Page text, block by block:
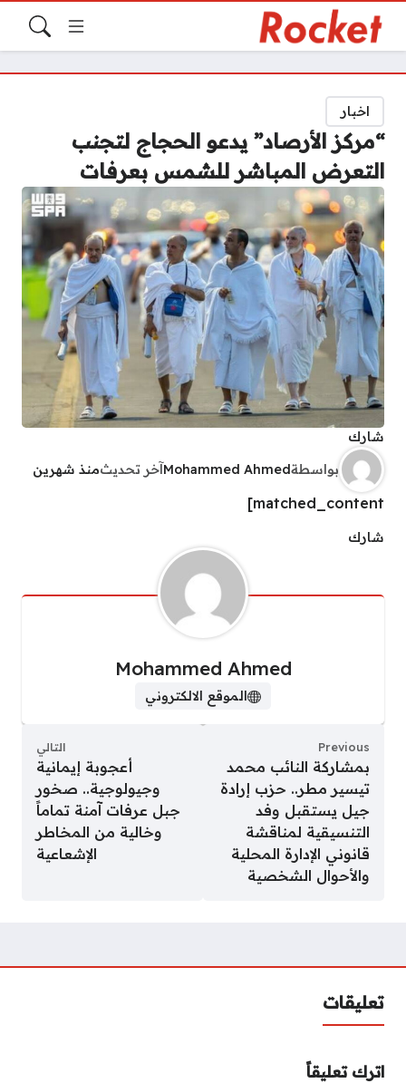
اخبار
“مركز الأرصاد” يدعو الحجاج لتجنب
التعرض المباشر للشمس بعرفات
شارك
بواسطةMohammed Ahmedآخر تحديثمنذ شهرين
matched_content]
شارك
Mohammed Ahmed
الموقع الالكتروني
Previous
بمشاركة النائب محمد
تيسير مطر.. حزب إرادة
جيل يستقبل وفد
التنسيقية لمناقشة
قانوني الإدارة المحلية
والأحوال الشخصية
التالي
أعجوبة إيمانية
وجيولوجية.. صخور
جبل عرفات آمنة تماماً
وخالية من المخاطر
الإشعاعية
تعليقات
اترك تعليقاً